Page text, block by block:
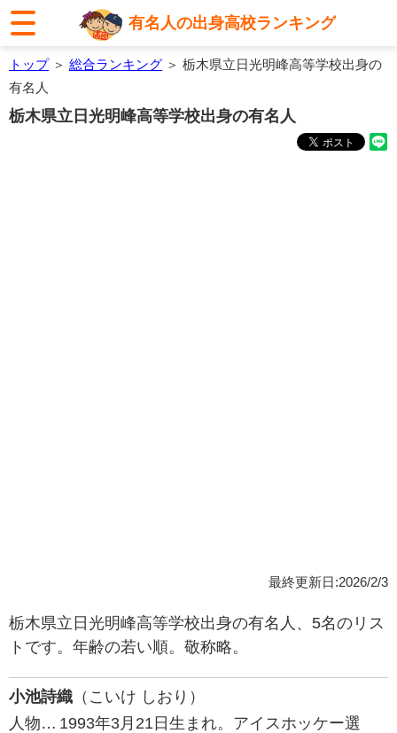
有名人の出身高校ランキング
トップ＞ 総合ランキング ＞ 栃木県立日光明峰高等学校出身の
有名人
栃木県立日光明峰高等学校出身の有名人
最終更新日:2026/2/3
栃木県立日光明峰高等学校出身の有名人、5名のリス
トです。年齢の若い順。敬称略。
小池詩織 （こいけ しおり）
人物… 1993年3月21日生まれ。アイスホッケー選